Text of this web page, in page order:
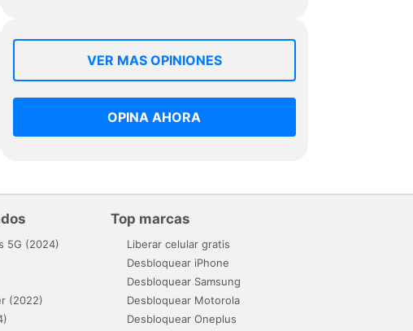
VER MAS OPINIONES
OPINA AHORA
5G (2024)
(2022)
Top marcas
Liberar celular gratis
Desbloquear iPhone
Desbloquear Samsung
Desbloquear Motorola
Desbloquear Oneplus